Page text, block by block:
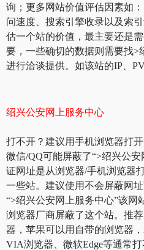
询；更多网站价值评估因素如
问速度、搜索引擎收录以及索
估一个站的价值，最主要还是
要，一些确切的数据则需要找>
进行洽谈提供。如该站的IP、
绍兴公安网上服务中心
打不开？建议用手机浏览器打开
微信/QQ可能屏蔽了“>绍兴公
证网址是从浏览器/手机浏览器
一些站。建议使用不会屏蔽网
“>绍兴公安网上服务中心”该网
浏览器厂商屏蔽了这个站。推
器，苹果可以用自带的浏览器
VIA浏览器、微软Edge等通常